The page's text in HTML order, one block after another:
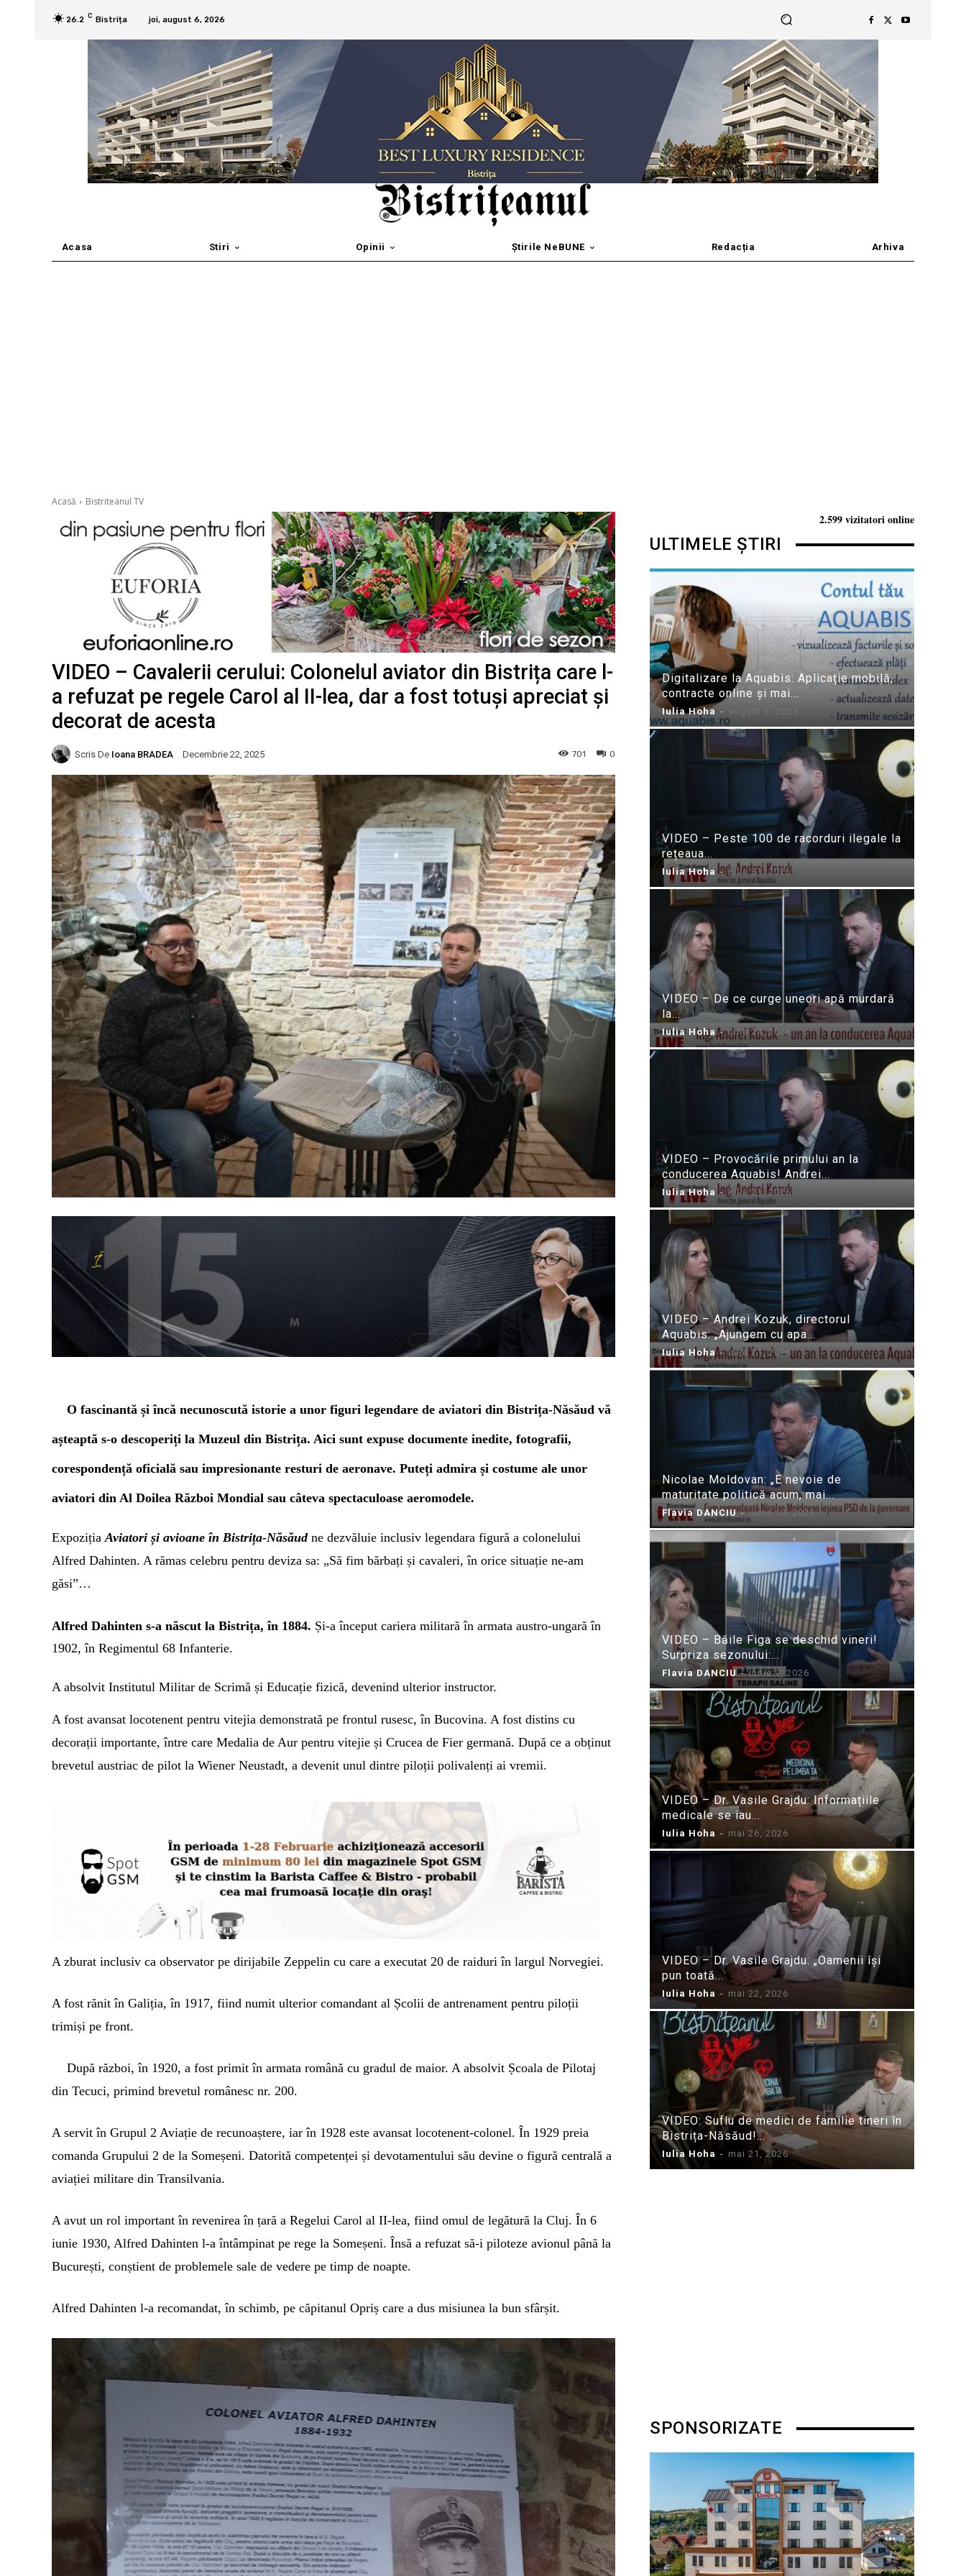
26.2 C Bistrița joi, august 6, 2026
Acasa Stiri Opinii Știrile NeBUNE Redacția Arhiva
Acasă Bistriteanul TV
VIDEO – Cavalerii cerului: Colonelul aviator din Bistrița care l-
a refuzat pe regele Carol al II-lea, dar a fost totuși apreciat și
decorat de acesta
Scris De Ioana BRADEA Decembrie 22, 2025 0
701
O fascinantă și încă necunoscută istorie a unor figuri legendare de aviatori din Bistrița-Năsăud vă
așteaptă s-o descoperiți la Muzeul din Bistrița. Aici sunt expuse documente inedite, fotografii,
corespondență oficială sau impresionante resturi de aeronave. Puteți admira și costume ale unor
aviatori din Al Doilea Război Mondial sau câteva spectaculoase aeromodele.
Expoziția Aviatori și avioane în Bistrița-Năsăudne dezvăluie inclusiv legendara figură a colonelului
Alfred Dahinten. A rămas celebru pentru deviza sa: „Să fim bărbați și cavaleri, în orice situație ne-am
găsi”…
Alfred Dahinten s-a născut la Bistrița, în 1884. Și-a început cariera militară în armata austro-ungară în
1902, în Regimentul 68 Infanterie.
A absolvit Institutul Militar de Scrimă și Educație fizică, devenind ulterior instructor.
A fost avansat locotenent pentru vitejia demonstrată pe frontul rusesc, în Bucovina. A fost distins cu
decorații importante, între care Medalia de Aur pentru vitejie și Crucea de Fier germană. După ce a obținut
brevetul austriac de pilot la Wiener Neustadt, a devenit unul dintre piloții polivalenți ai vremii.
A zburat inclusiv ca observator pe dirijabile Zeppelin cu care a executat 20 de raiduri în largul Norvegiei.
A fost rănit în Galiția, în 1917, fiind numit ulterior comandant al Școlii de antrenament pentru piloții
trimiși pe front.
După război, în 1920, a fost primit în armata română cu gradul de maior. A absolvit Școala de Pilotaj
din Tecuci, primind brevetul românesc nr. 200.
A servit în Grupul 2 Aviație de recunoaștere, iar în 1928 este avansat locotenent-colonel. În 1929 preia
comanda Grupului 2 de la Someșeni. Datorită competenței și devotamentului său devine o figură centrală a
aviației militare din Transilvania.
A avut un rol important în revenirea în țară a Regelui Carol al II-lea, fiind omul de legătură la Cluj. În 6
iunie 1930, Alfred Dahinten l-a întâmpinat pe rege la Someșeni. Însă a refuzat să-i piloteze avionul până la
București, conștient de problemele sale de vedere pe timp de noapte.
Alfred Dahinten l-a recomandat, în schimb, pe căpitanul Opriș care a dus misiunea la bun sfârșit.
2.599 vizitatori online
ULTIMELE ȘTIRI
Digitalizare la Aquabis: Aplicație mobilă,
contracte online și mai...
Iulia Hoha - august 3, 2026
VIDEO – Peste 100 de racorduri ilegale la
rețeaua...
Iulia Hoha - iulie 31, 2026
VIDEO – De ce curge uneori apă murdară
la...
Iulia Hoha - iulie 24, 2026
VIDEO – Provocările primului an la
conducerea Aquabis! Andrei...
Iulia Hoha - iulie 21, 2026
VIDEO – Andrei Kozuk, directorul
Aquabis: „Ajungem cu apa...
Iulia Hoha - iulie 21, 2026
Nicolae Moldovan: „E nevoie de
maturitate politică acum, mai...
Flavia DANCIU - iunie 10, 2026
VIDEO – Băile Figa se deschid vineri!
Surpriza sezonului:...
Flavia DANCIU - iunie 9, 2026
VIDEO – Dr. Vasile Grajdu: Informațiile
medicale se iau...
Iulia Hoha - mai 26, 2026
VIDEO – Dr. Vasile Grajdu: „Oamenii își
pun toată...
Iulia Hoha - mai 22, 2026
VIDEO: Suflu de medici de familie tineri în
Bistrița-Năsăud!...
Iulia Hoha - mai 21, 2026
SPONSORIZATE